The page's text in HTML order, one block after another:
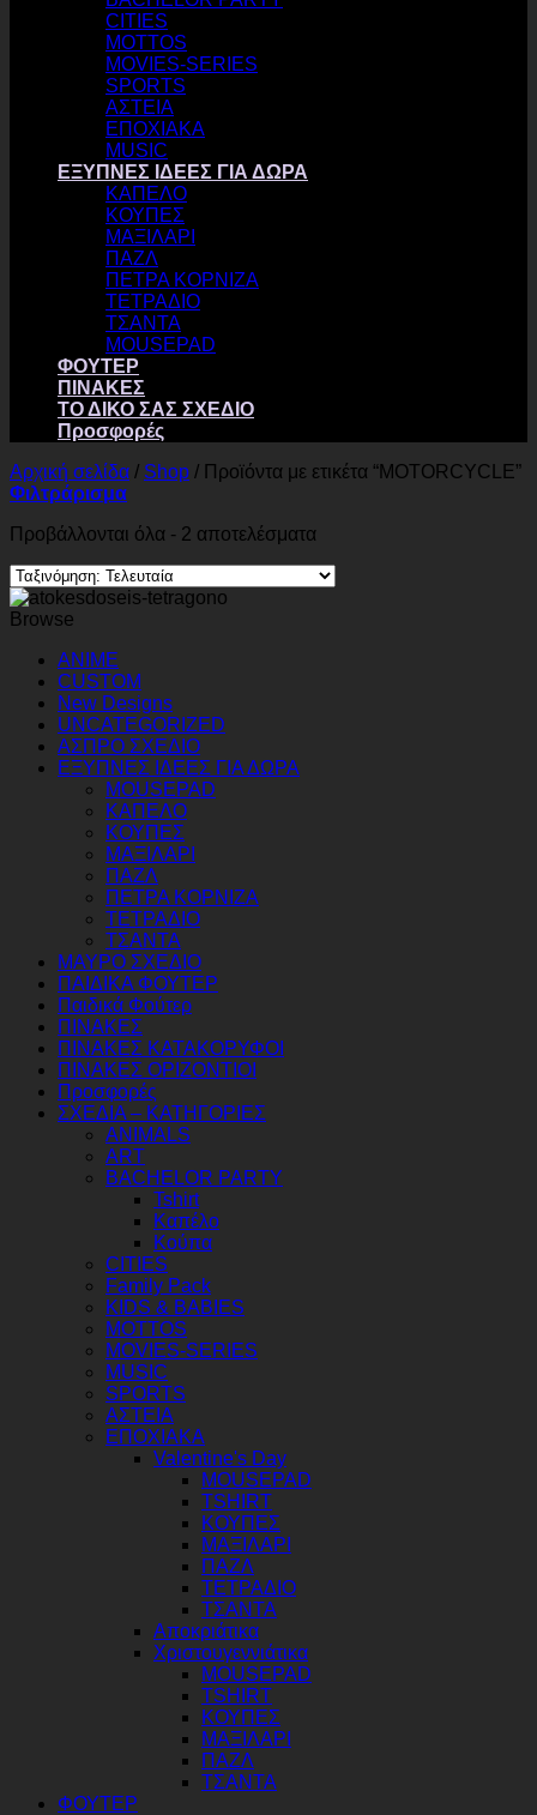
CITIES
MOTTOS
MOVIES-SERIES
SPORTS
ΑΣΤΕΙΑ
ΕΠΟΧΙΑΚΑ
MUSIC
ΕΞΥΠΝΕΣ ΙΔΕΕΣ ΓΙΑ ΔΩΡΑ
ΚΑΠΕΛΟ
ΚΟΥΠΕΣ
ΜΑΞΙΛΑΡΙ
ΠΑΖΛ
ΠΕΤΡΑ ΚΟΡΝΙΖΑ
ΤΕΤΡΑΔΙΟ
ΤΣΑΝΤΑ
MOUSEPAD
ΦΟΥΤΕΡ
ΠΙΝΑΚΕΣ
ΤΟ ΔΙΚΟ ΣΑΣ ΣΧΕΔΙΟ
Προσφορές
Αρχική σελίδα / Shop / Προϊόντα με ετικέτα “MOTORCYCLE”
Φιλτράρισμα
Προβάλλονται όλα - 2 αποτελέσματαSorted
latest
Browse
ANIME
CUSTOM
New Designs
UNCATEGORIZED
ΑΣΠΡΟ ΣΧΕΔΙΟ
ΕΞΥΠΝΕΣ ΙΔΕΕΣ ΓΙΑ ΔΩΡΑ
MOUSEPAD
ΚΑΠΕΛΟ
ΚΟΥΠΕΣ
ΜΑΞΙΛΑΡΙ
ΠΑΖΛ
ΠΕΤΡΑ ΚΟΡΝΙΖΑ
ΤΕΤΡΑΔΙΟ
ΤΣΑΝΤΑ
ΜΑΥΡΟ ΣΧΕΔΙΟ
ΠΑΙΔΙΚΑ ΦΟΥΤΕΡ
Παιδικά Φούτερ
ΠΙΝΑΚΕΣ
ΠΙΝΑΚΕΣ ΚΑΤΑΚΟΡΥΦΟΙ
ΠΙΝΑΚΕΣ ΟΡΙΖΟΝΤΙΟΙ
Προσφορές
ΣΧΕΔΙΑ – ΚΑΤΗΓΟΡΙΕΣ
ANIMALS
ART
BACHELOR PARTY
Tshirt
Καπέλο
Κούπα
CITIES
Family Pack
KIDS & BABIES
MOTTOS
MOVIES-SERIES
MUSIC
SPORTS
ΑΣΤΕΙΑ
ΕΠΟΧΙΑΚΑ
Valentine's Day
MOUSEPAD
TSHIRT
ΚΟΥΠΕΣ
ΜΑΞΙΛΑΡΙ
ΠΑΖΛ
ΤΕΤΡΑΔΙΟ
ΤΣΑΝΤΑ
Αποκριάτικα
Χριστουγεννιάτικα
MOUSEPAD
TSHIRT
ΚΟΥΠΕΣ
ΜΑΞΙΛΑΡΙ
ΠΑΖΛ
ΤΣΑΝΤΑ
ΦΟΥΤΕΡ